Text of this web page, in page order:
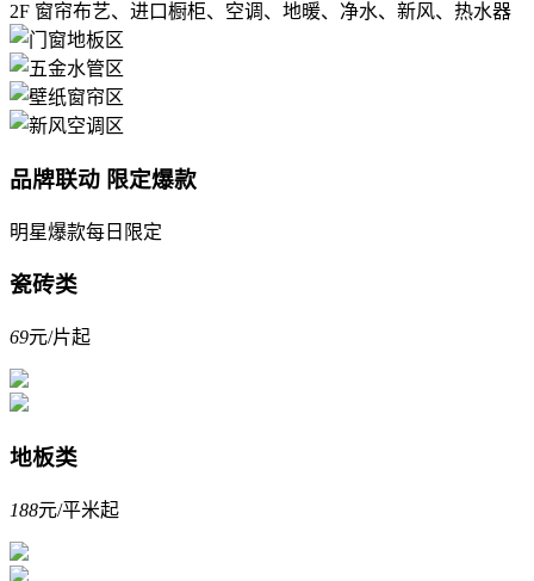
2F 窗帘布艺、进口橱柜、空调、地暖、净水、新风、热水器
品牌联动 限定爆款
明星爆款每日限定
瓷砖类
69元/片起
地板类
188元/平米起